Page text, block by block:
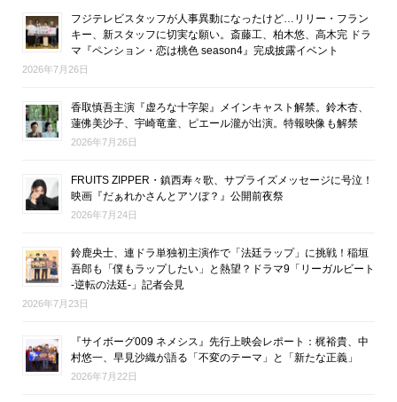
フジテレビスタッフが人事異動になったけど…リリー・フラン
キー、新スタッフに切実な願い。斎藤工、柏木悠、高木完 ドラ
マ『ペンション・恋は桃色 season4』完成披露イベント
2026年7月26日
香取慎吾主演『虚ろな十字架』メインキャスト解禁。鈴木杏、
蓮佛美沙子、宇崎竜童、ピエール瀧が出演。特報映像も解禁
2026年7月26日
FRUITS ZIPPER・鎮西寿々歌、サプライズメッセージに号泣！
映画『だぁれかさんとアソぼ？』公開前夜祭
2026年7月24日
鈴鹿央士、連ドラ単独初主演作で「法廷ラップ」に挑戦！稲垣
吾郎も「僕もラップしたい」と熱望？ドラマ9「リーガルビート
-逆転の法廷-」記者会見
2026年7月23日
『サイボーグ009 ネメシス』先行上映会レポート：梶裕貴、中
村悠一、早見沙織が語る「不変のテーマ」と「新たな正義」
2026年7月22日